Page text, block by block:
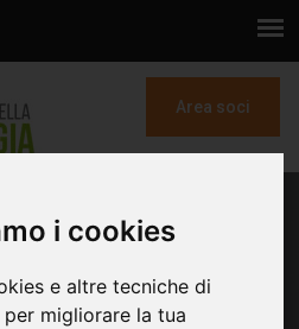
i cookies
e altre tecniche di
migliorare la tua
Area soci
E
NON È
SÉ STESSI, MA È